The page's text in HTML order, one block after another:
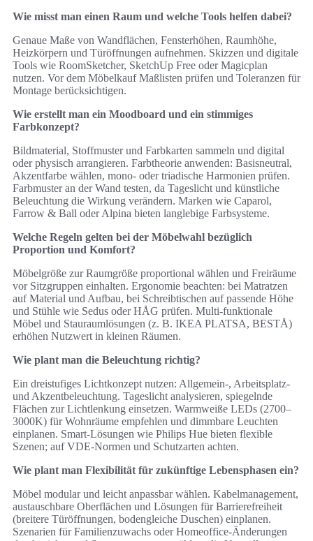
Wie misst man einen Raum und welche Tools helfen dabei?
Genaue Maße von Wandflächen, Fensterhöhen, Raumhöhe,
Heizkörpern und Türöffnungen aufnehmen. Skizzen und digitale
Tools wie RoomSketcher, SketchUp Free oder Magicplan
nutzen. Vor dem Möbelkauf Maßlisten prüfen und Toleranzen für
Montage berücksichtigen.
Wie erstellt man ein Moodboard und ein stimmiges
Farbkonzept?
Bildmaterial, Stoffmuster und Farbkarten sammeln und digital
oder physisch arrangieren. Farbtheorie anwenden: Basisneutral,
Akzentfarbe wählen, mono‑ oder triadische Harmonien prüfen.
Farbmuster an der Wand testen, da Tageslicht und künstliche
Beleuchtung die Wirkung verändern. Marken wie Caparol,
Farrow & Ball oder Alpina bieten langlebige Farbsysteme.
Welche Regeln gelten bei der Möbelwahl bezüglich
Proportion und Komfort?
Möbelgröße zur Raumgröße proportional wählen und Freiräume
vor Sitzgruppen einhalten. Ergonomie beachten: bei Matratzen
auf Material und Aufbau, bei Schreibtischen auf passende Höhe
und Stühle wie Sedus oder HÅG prüfen. Multi‑funktionale
Möbel und Stauraumlösungen (z. B. IKEA PLATSA, BESTÅ)
erhöhen Nutzwert in kleinen Räumen.
Wie plant man die Beleuchtung richtig?
Ein dreistufiges Lichtkonzept nutzen: Allgemein‑, Arbeitsplatz‑
und Akzentbeleuchtung. Tageslicht analysieren, spiegelnde
Flächen zur Lichtlenkung einsetzen. Warmweiße LEDs (2700–
3000K) für Wohnräume empfehlen und dimmbare Leuchten
einplanen. Smart‑Lösungen wie Philips Hue bieten flexible
Szenen; auf VDE‑Normen und Schutzarten achten.
Wie plant man Flexibilität für zukünftige Lebensphasen ein?
Möbel modular und leicht anpassbar wählen. Kabelmanagement,
austauschbare Oberflächen und Lösungen für Barrierefreiheit
(breitere Türöffnungen, bodengleiche Duschen) einplanen.
Szenarien für Familienzuwachs oder Homeoffice‑Änderungen